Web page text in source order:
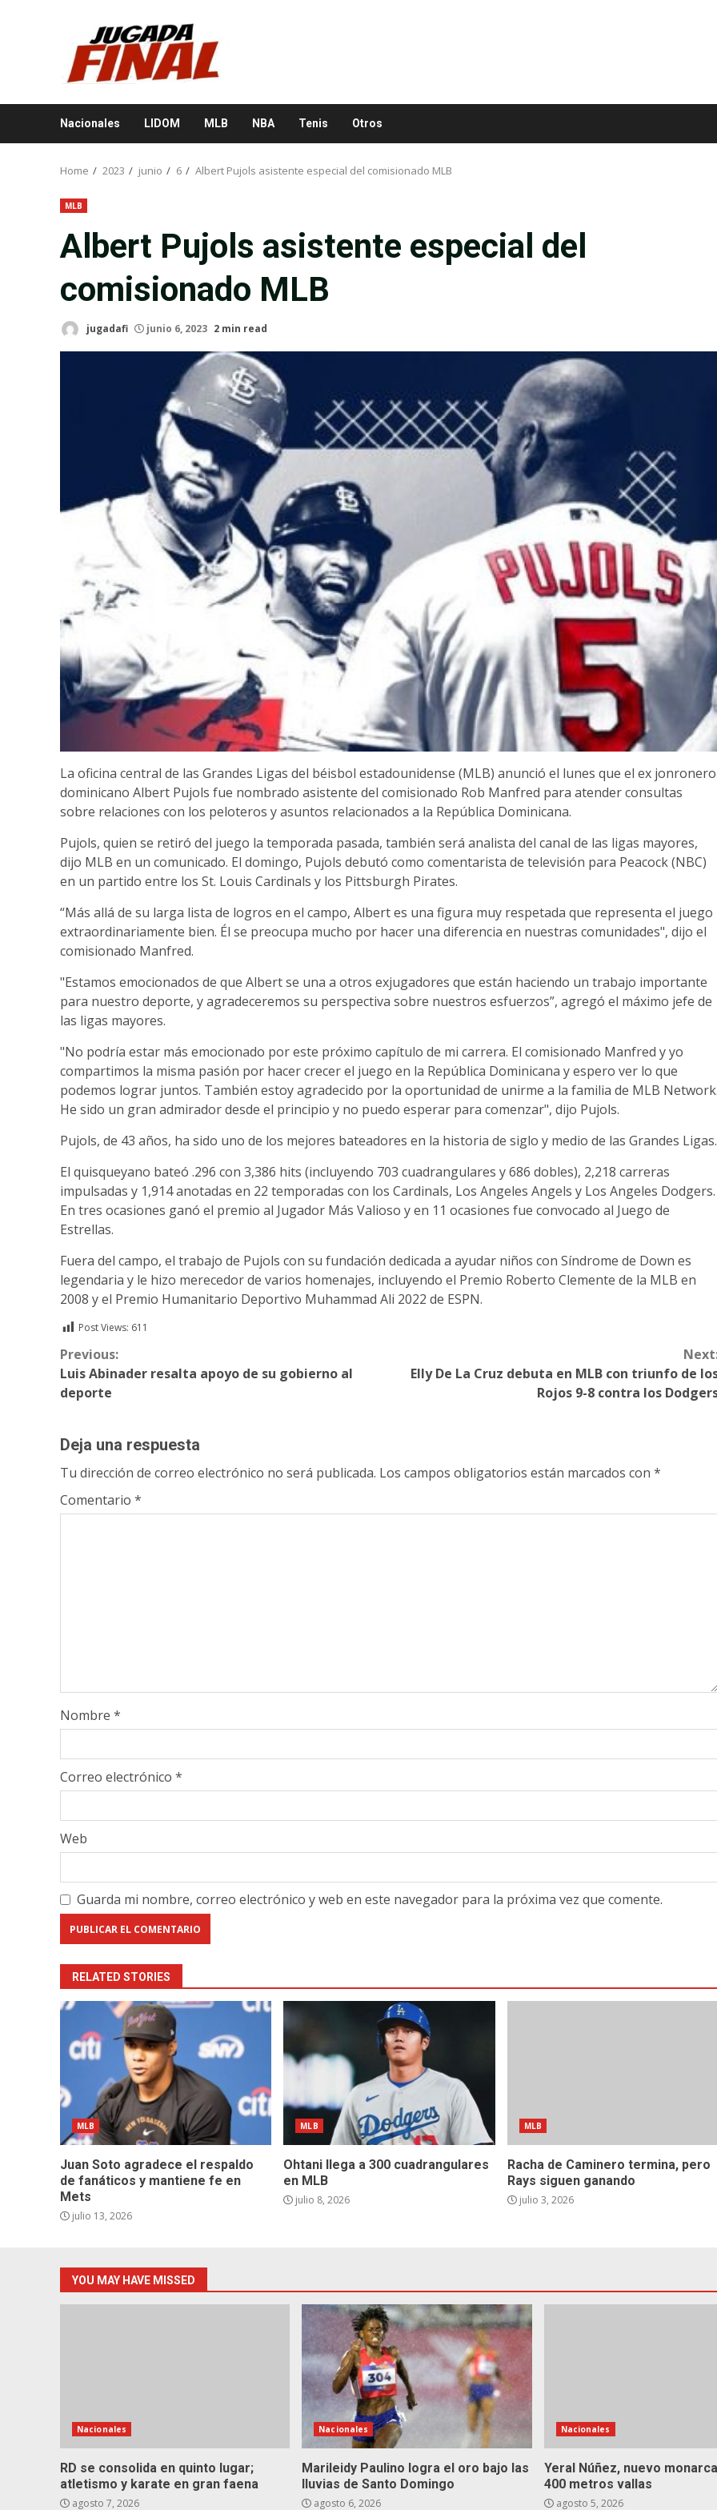
Nacionales LIDOM MLB NBA Tenis Otros
Home 2023 junio 6 Albert Pujols asistente especial del comisionado MLB
MLB
Albert Pujols asistente especial del
comisionado MLB
jugadafi junio 6, 2023 2 min read
La oficina central de las Grandes Ligas del béisbol estadounidense (MLB) anunció el lunes que el ex jonronero
dominicano Albert Pujols fue nombrado asistente del comisionado Rob Manfred para atender consultas
sobre relaciones con los peloteros y asuntos relacionados a la República Dominicana.
Pujols, quien se retiró del juego la temporada pasada, también será analista del canal de las ligas mayores,
dijo MLB en un comunicado. El domingo, Pujols debutó como comentarista de televisión para Peacock (NBC)
en un partido entre los St. Louis Cardinals y los Pittsburgh Pirates.
“Más allá de su larga lista de logros en el campo, Albert es una figura muy respetada que representa el juego
extraordinariamente bien. Él se preocupa mucho por hacer una diferencia en nuestras comunidades", dijo el
comisionado Manfred.
"Estamos emocionados de que Albert se una a otros exjugadores que están haciendo un trabajo importante
para nuestro deporte, y agradeceremos su perspectiva sobre nuestros esfuerzos”, agregó el máximo jefe de
las ligas mayores.
"No podría estar más emocionado por este próximo capítulo de mi carrera. El comisionado Manfred y yo
compartimos la misma pasión por hacer crecer el juego en la República Dominicana y espero ver lo que
podemos lograr juntos. También estoy agradecido por la oportunidad de unirme a la familia de MLB Network.
He sido un gran admirador desde el principio y no puedo esperar para comenzar", dijo Pujols.
Pujols, de 43 años, ha sido uno de los mejores bateadores en la historia de siglo y medio de las Grandes Ligas.
El quisqueyano bateó .296 con 3,386 hits (incluyendo 703 cuadrangulares y 686 dobles), 2,218 carreras
impulsadas y 1,914 anotadas en 22 temporadas con los Cardinals, Los Angeles Angels y Los Angeles Dodgers.
En tres ocasiones ganó el premio al Jugador Más Valioso y en 11 ocasiones fue convocado al Juego de
Estrellas.
Fuera del campo, el trabajo de Pujols con su fundación dedicada a ayudar niños con Síndrome de Down es
legendaria y le hizo merecedor de varios homenajes, incluyendo el Premio Roberto Clemente de la MLB en
2008 y el Premio Humanitario Deportivo Muhammad Ali 2022 de ESPN.
Post Views: 611
Continue
Reading
Previous:
Luis Abinader resalta apoyo de su gobierno al
deporte
Elly De La Cruz debuta en MLB con triunfo de
Rojos 9-8 contra los
Deja una respuesta
Tu dirección de correo electrónico no será publicada. Los campos obligatorios están marcados con *
Comentario *
Nombre *
Correo electrónico *
Web
Guarda mi nombre, correo electrónico y web en este navegador para la próxima vez que comente.
RELATED STORIES
MLB
Juan Soto agradece el respaldo
de fanáticos y mantiene fe en
Mets
julio 13, 2026
MLB
Ohtani llega a 300 cuadrangulares
en MLB
julio 8, 2026
MLB
Racha de Caminero termina, pero
Rays siguen ganando
julio 3, 2026
YOU MAY HAVE MISSED
Nacionales
RD se consolida en quinto lugar;
atletismo y karate en gran faena
agosto 7, 2026
Nacionales
Marileidy Paulino logra el oro bajo las
lluvias de Santo Domingo
agosto 6, 2026
Nacionales
Yeral Núñez, nuevo
400 metros vallas
agosto 5, 2026